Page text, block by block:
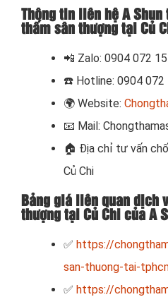
Thông tin liên hệ A Shun
thấm sân thượng tại Củ
📲 Zalo: 0904 072
☎️ Hotline: 0904 072
🌍 Website:
📧 Mail:
🏠 Địa chỉ tư vấn
Củ Chi
Bảng giá liên quan dịch
thượng tại Củ Chi của A
✅ https://
san-thuong-tai-
✅ https://